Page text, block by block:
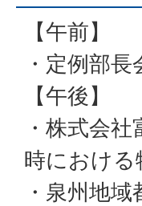
【午前】
・定例部長
【午後】
・株式会
時における
・泉州地